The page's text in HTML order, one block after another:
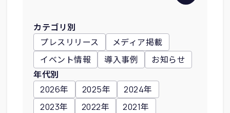
カテゴリ別
プレスリリース
メディア掲載
イベント情報
導入事例
お知らせ
年代別
2026年
2025年
2024年
2023年
2022年
2021年